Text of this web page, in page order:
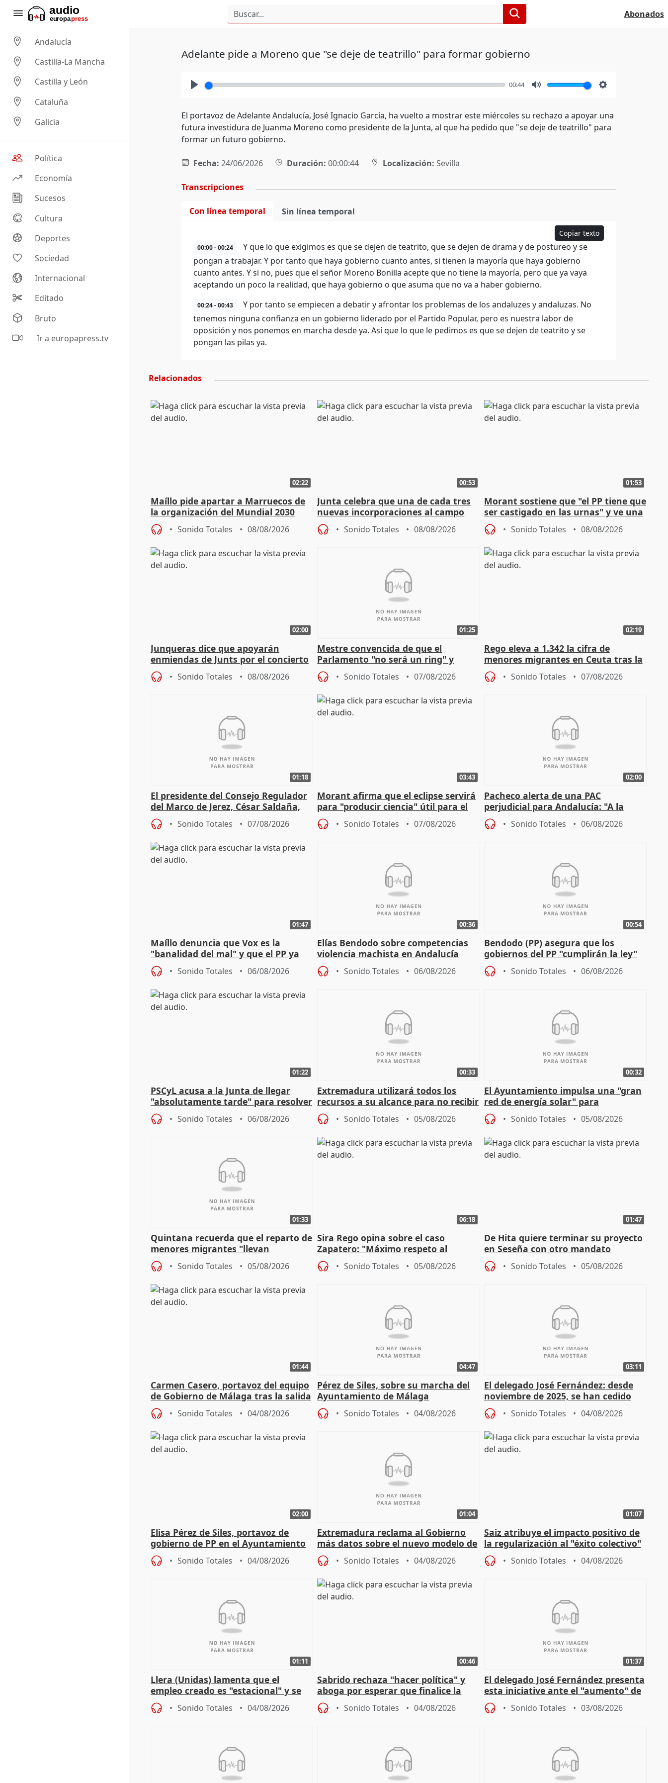
Abonados
Andalucía
Castilla-La Mancha
Castilla y León
Cataluña
Galicia
Política
Economía
Sucesos
Cultura
Deportes
Sociedad
Internacional
Editado
Bruto
Ir a europapress.tv
Adelante pide a Moreno que "se deje de teatrillo" para formar gobierno
00:44
El portavoz de Adelante Andalucía, José Ignacio García, ha vuelto a mostrar este miércoles su rechazo a apoyar una
futura investidura de Juanma Moreno como presidente de la Junta, al que ha pedido que "se deje de teatrillo" para
formar un futuro gobierno.
Fecha: 24/06/2026 Duración: 00:00:44 Localización: Sevilla
Transcripciones
Con línea temporal Sin línea temporal
Copiar texto
00:00 - 00:24
Y que lo que exigimos es que se dejen de teatrito, que se dejen de drama y de postureo y se
pongan a trabajar. Y por tanto que haya gobierno cuanto antes, si tienen la mayoría que haya gobierno
cuanto antes. Y si no, pues que el señor Moreno Bonilla acepte que no tiene la mayoría, pero que ya vaya
aceptando un poco la realidad, que haya gobierno o que asuma que no va a haber gobierno.
00:24 - 00:43
Y por tanto se empiecen a debatir y afrontar los problemas de los andaluzes y andaluzas. No
tenemos ninguna confianza en un gobierno liderado por el Partido Popular, pero es nuestra labor de
oposición y nos ponemos en marcha desde ya. Así que lo que le pedimos es que se dejen de teatrito y se
pongan las pilas ya.
Relacionados
02:22
Maíllo pide apartar a Marruecos de
la organización del Mundial 2030
Sonido Totales 08/08/2026
00:53
Junta celebra que una de cada tres
nuevas incorporaciones al campo
andaluz son mujeres jóvenes
Sonido Totales 08/08/2026
01:53
Morant sostiene que "el PP tiene que
ser castigado en las urnas" y ve una
"pulsión de cambio"
Sonido Totales 08/08/2026
02:00
Junqueras dice que apoyarán
enmiendas de Junts por el concierto
en el trámite de financiación
Sonido Totales 08/08/2026
01:25
Mestre convencida de que el
Parlamento "no será un ring" y
defiende "estabilidad" del pacto con
Vox
Sonido Totales 07/08/2026
02:19
Rego eleva a 1.342 la cifra de
menores migrantes en Ceuta tras la
entrada masiva
Sonido Totales 07/08/2026
01:18
El presidente del Consejo Regulador
del Marco de Jerez, César Saldaña,
sobre exportaciones
Sonido Totales 07/08/2026
03:43
Morant afirma que el eclipse servirá
para "producir ciencia" útil para el
resto del mundo
Sonido Totales 07/08/2026
02:00
Pacheco alerta de una PAC
perjudicial para Andalucía: "A la
agricultura hay que protegerla"
Sonido Totales 06/08/2026
01:47
Maíllo denuncia que Vox es la
"banalidad del mal" y que el PP ya
asume todas sus tesis
Sonido Totales 06/08/2026
00:36
Elías Bendodo sobre competencias
violencia machista en Andalucía
Sonido Totales 06/08/2026
00:54
Bendodo (PP) asegura que los
gobiernos del PP "cumplirán la ley"
sobre los menores migrantes
Sonido Totales 06/08/2026
01:22
PSCyL acusa a la Junta de llegar
"absolutamente tarde" para resolver
problemas como Newcastle
Sonido Totales 06/08/2026
00:33
Extremadura utilizará todos los
recursos a su alcance para no recibir
más menores migrantes
Sonido Totales 05/08/2026
00:32
El Ayuntamiento impulsa una "gran
red de energía solar" para
autoconsumo
Sonido Totales 05/08/2026
01:33
Quintana recuerda que el reparto de
menores migrantes "llevan
aportación del Gobierno" central
Sonido Totales 05/08/2026
06:18
Sira Rego opina sobre el caso
Zapatero: "Máximo respeto al
proceso judicial"
Sonido Totales 05/08/2026
01:47
De Hita quiere terminar su proyecto
en Seseña con otro mandato
Sonido Totales 05/08/2026
01:44
Carmen Casero, portavoz del equipo
de Gobierno de Málaga tras la salida
de Pérez de Siles
Sonido Totales 04/08/2026
04:47
Pérez de Siles, sobre su marcha del
Ayuntamiento de Málaga
Sonido Totales 04/08/2026
03:11
El delegado José Fernández: desde
noviembre de 2025, se han cedido
9.810 ayudas por nacimiento
Sonido Totales 04/08/2026
02:00
Elisa Pérez de Siles, portavoz de
gobierno de PP en el Ayuntamiento
de Málaga, deja la política
Sonido Totales 04/08/2026
01:04
Extremadura reclama al Gobierno
más datos sobre el nuevo modelo de
financiación
Sonido Totales 04/08/2026
01:07
Saiz atribuye el impacto positivo de
la regularización al "éxito colectivo"
del Gobierno
Sonido Totales 04/08/2026
01:11
Llera (Unidas) lamenta que el
empleo creado es "estacional" y se
"esfumará" al acabar el verano
Sonido Totales 04/08/2026
00:46
Sabrido rechaza "hacer política" y
aboga por esperar que finalice la
investigación del incendio
Sonido Totales 04/08/2026
01:37
El delegado José Fernández presenta
esta iniciative ante el "aumento" de
personas sin hogar en Madri
Sonido Totales 03/08/2026